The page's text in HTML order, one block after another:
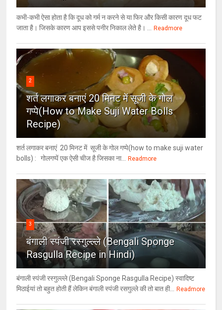
कभी-कभी ऐसा होता है कि दूध को गर्म न करने से या फिर और किसी कारण दूध फट
जाता है। जिसके कारण आप इससे पनीर निकाल लेते है। ...
Readmore
2
शर्त लगाकर बनाएं 20 मिनट में सूजी के गोल
गप्पे(How to Make Suji Water Bolls
Recipe)
शर्त लगाकर बनाएं 20 मिनट में सूजी के गोल गप्पे(how to make suji water
bolls) : गोलगप्पें एक ऐसी चीज है जिसका ना...
Readmore
3
बंगाली स्पंजी रस्गुल्ल्ले (Bengali Sponge
Rasgulla Recipe in Hindi)
बंगाली स्पंजी रस्गुल्ल्ले (Bengali Sponge Rasgulla Recipe) स्वादिष्ट
मिठाईयां तो बहुत होती हैं लेकिन बंगाली स्पंजी रसगुल्ले की तो बात ही...
Readmore